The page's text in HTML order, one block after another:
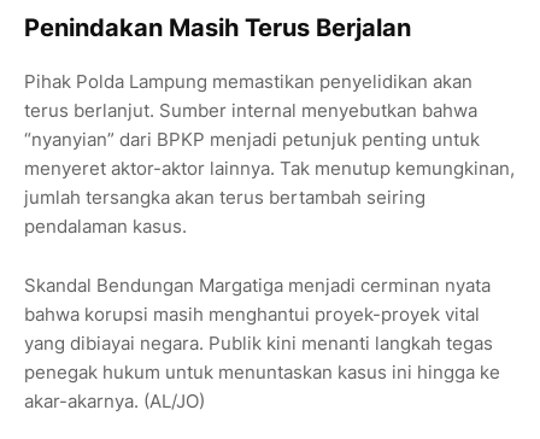
Penindakan Masih Terus Berjalan
Pihak Polda Lampung memastikan penyelidikan akan
terus berlanjut. Sumber internal menyebutkan bahwa
“nyanyian” dari BPKP menjadi petunjuk penting untuk
menyeret aktor-aktor lainnya. Tak menutup kemungkinan,
jumlah tersangka akan terus bertambah seiring
pendalaman kasus.
Skandal Bendungan Margatiga menjadi cerminan nyata
bahwa korupsi masih menghantui proyek-proyek vital
yang dibiayai negara. Publik kini menanti langkah tegas
penegak hukum untuk menuntaskan kasus ini hingga ke
akar-akarnya. (AL/JO)